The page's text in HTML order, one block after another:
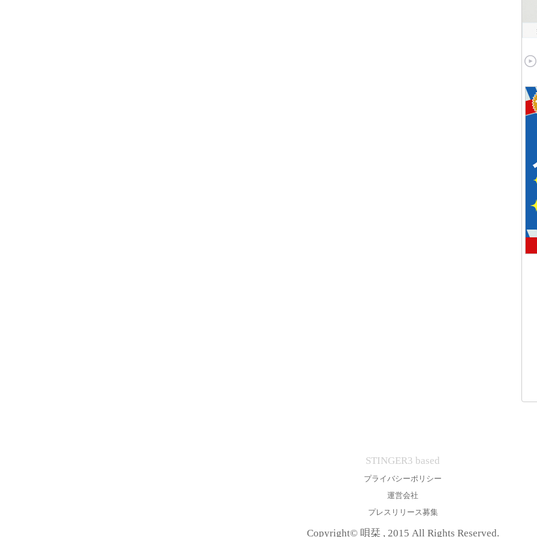
STINGER3 based
プライバシーポリシー
運営会社
プレスリリース募集
Copyright© 唄栞 , 2015 All Rights Reserved.